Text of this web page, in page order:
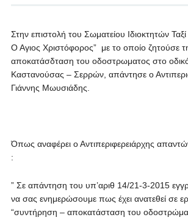
Στην επιστολή του Σωματείου Ιδιοκτητών
Ο Αγιος Χριστόφορος” με το οποίο ζητούσε
αποκατάσδταση του οδοστρωματος στο
Καστανούσας – Σερρών, απάντησε ο
Γιάννης Μωυσιάδης.
Όπως αναφέρει ο Αντιπεριφερειάρχης
:
” Σε απάντηση του υπ’αριθ 14/21-3-2015
να σας ενημερώσουμε πως έχει ανατεθεί σε
“συντήρηση – αποκατάσταση του